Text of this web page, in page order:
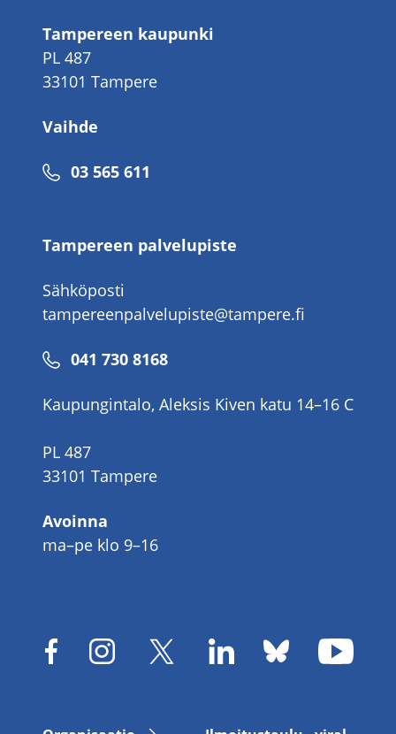
Tampereen kaupunki
PL 487
33101 Tampere
Vaihde
Puhelinnumero
03 565 611
Tampereen palvelupiste
Sähköposti
tampereenpalvelupiste@tampere.fi
Puhelinnumero
041 730 8168
Kaupungintalo, Aleksis Kiven katu 14–16 C
PL 487
33101 Tampere
Avoinna
ma–pe klo 9–16